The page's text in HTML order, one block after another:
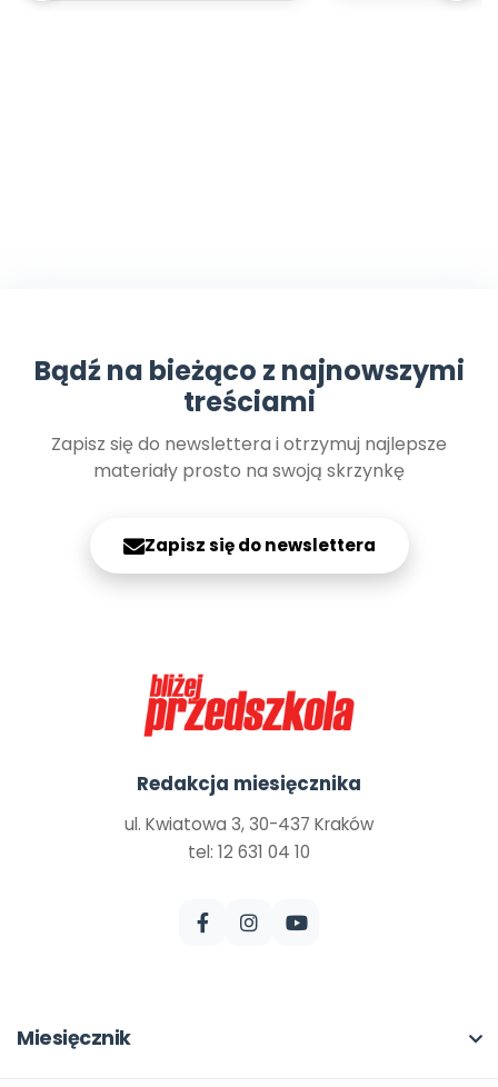
Bądź na bieżąco z najnowszymi
treściami
Zapisz się do newslettera i otrzymuj najlepsze
materiały prosto na swoją skrzynkę
Zapisz się do newslettera
Redakcja miesięcznika
ul. Kwiatowa 3, 30-437 Kraków
tel: 12 631 04 10
Miesięcznik